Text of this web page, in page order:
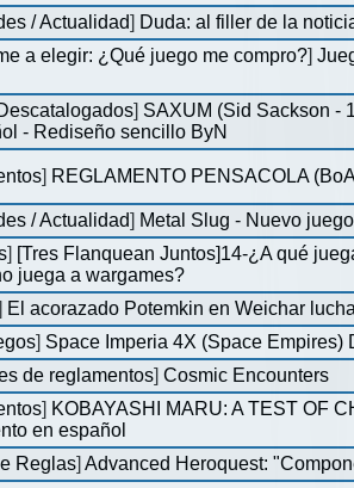
/ Actualidad] Duda: al filler de la
a elegir: ¿Qué juego me compro?]
] SAXUM (Sid Sackson -
- Rediseño sencillo ByN
] REGLAMENTO PENSACOLA
/ Actualidad] Metal Slug - Nuevo
] [Tres Flanquean Juntos]14-¿A qué
juega a wargames?
El acorazado Potemkin en Weichar
] Space Imperia 4X (Space Empires)
de reglamentos]Cosmic Encounters
] KOBAYASHI MARU: A TEST OF
en español
Reglas]Advanced Heroquest: